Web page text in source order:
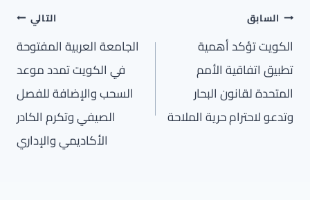
تصفّح
المقالات
السابق
الكويت تؤكد أهمية
تطبيق اتفاقية الأمم
المتحدة لقانون البحار
وتدعو لاحترام حرية الملاحة
التالي
الجامعة العربية المفتوحة
في الكويت تمدد موعد
السحب والإضافة للفصل
الصيفي وتكرم الكادر
الأكاديمي والإداري